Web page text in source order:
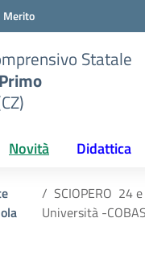
Merito
Statale
Novità Didattica
SCIOPERO 24
Università -